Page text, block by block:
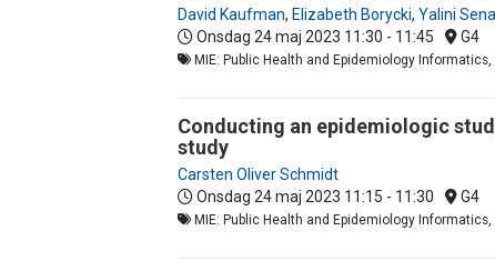
David Kaufman, Elizabeth Borycki, Yalini
Onsdag 24 maj 2023 11:30 - 11:45 G4
MIE: Public Health and Epidemiology
Conducting an epidemiologic
study
Carsten Oliver Schmidt
Onsdag 24 maj 2023 11:15 - 11:30 G4
MIE: Public Health and Epidemiology